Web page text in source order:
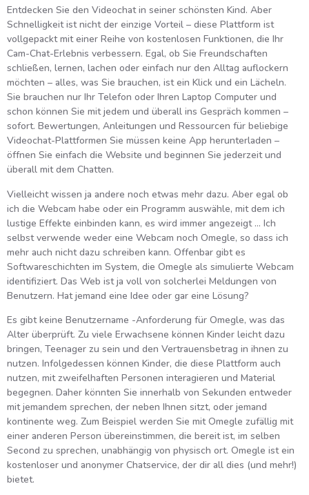
Entdecken Sie den Videochat in seiner schönsten Kind. Aber
Schnelligkeit ist nicht der einzige Vorteil – diese Plattform ist
vollgepackt mit einer Reihe von kostenlosen Funktionen, die Ihr
Cam-Chat-Erlebnis verbessern. Egal, ob Sie Freundschaften
schließen, lernen, lachen oder einfach nur den Alltag auflockern
möchten – alles, was Sie brauchen, ist ein Klick und ein Lächeln.
Sie brauchen nur Ihr Telefon oder Ihren Laptop Computer und
schon können Sie mit jedem und überall ins Gespräch kommen –
sofort. Bewertungen, Anleitungen und Ressourcen für beliebige
Videochat-Plattformen Sie müssen keine App herunterladen –
öffnen Sie einfach die Website und beginnen Sie jederzeit und
überall mit dem Chatten.
Vielleicht wissen ja andere noch etwas mehr dazu. Aber egal ob
ich die Webcam habe oder ein Programm auswähle, mit dem ich
lustige Effekte einbinden kann, es wird immer angezeigt … Ich
selbst verwende weder eine Webcam noch Omegle, so dass ich
mehr auch nicht dazu schreiben kann. Offenbar gibt es
Softwareschichten im System, die Omegle als simulierte Webcam
identifiziert. Das Web ist ja voll von solcherlei Meldungen von
Benutzern. Hat jemand eine Idee oder gar eine Lösung?
Es gibt keine Benutzername -Anforderung für Omegle, was das
Alter überprüft. Zu viele Erwachsene können Kinder leicht dazu
bringen, Teenager zu sein und den Vertrauensbetrag in ihnen zu
nutzen. Infolgedessen können Kinder, die diese Plattform auch
nutzen, mit zweifelhaften Personen interagieren und Material
begegnen. Daher könnten Sie innerhalb von Sekunden entweder
mit jemandem sprechen, der neben Ihnen sitzt, oder jemand
kontinente weg. Zum Beispiel werden Sie mit Omegle zufällig mit
einer anderen Person übereinstimmen, die bereit ist, im selben
Second zu sprechen, unabhängig von physisch ort. Omegle ist ein
kostenloser und anonymer Chatservice, der dir all dies (und mehr!)
bietet.